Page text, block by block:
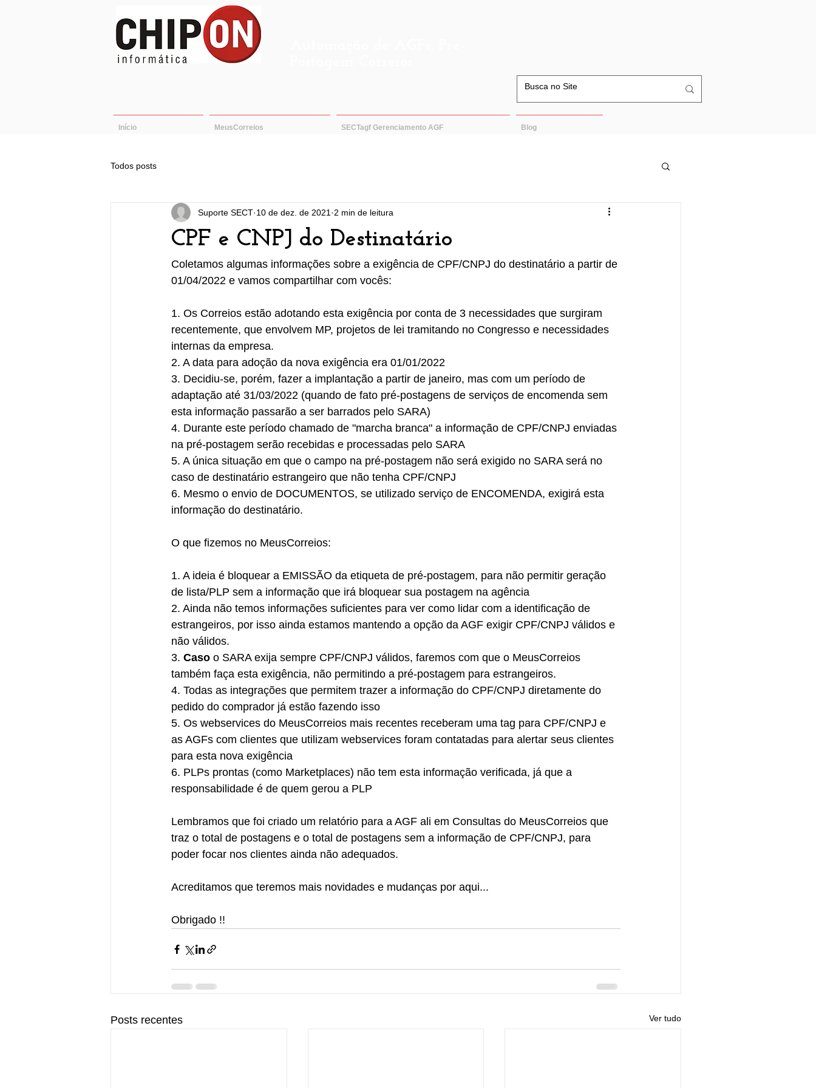
Início MeusCorreios SECTagf Gerenciamento AGF Blog
Todos posts
CPF e CNPJ do Destinatário
Suporte SECT 10 de dez. de 2021 2 min de leitura
Coletamos algumas informações sobre a exigência de CPF/CNPJ do destinatário a partir de
01/04/2022 e vamos compartilhar com vocês:
1. Os Correios estão adotando esta exigência por conta de 3 necessidades que surgiram
recentemente, que envolvem MP, projetos de lei tramitando no Congresso e necessidades
internas da empresa.
2. A data para adoção da nova exigência era 01/01/2022
3. Decidiu-se, porém, fazer a implantação a partir de janeiro, mas com um período de
adaptação até 31/03/2022 (quando de fato pré-postagens de serviços de encomenda sem
esta informação passarão a ser barrados pelo SARA)
4. Durante este período chamado de "marcha branca" a informação de CPF/CNPJ enviadas
na pré-postagem serão recebidas e processadas pelo SARA
5. A única situação em que o campo na pré-postagem não será exigido no SARA será no
caso de destinatário estrangeiro que não tenha CPF/CNPJ
6. Mesmo o envio de DOCUMENTOS, se utilizado serviço de ENCOMENDA, exigirá esta
informação do destinatário.
O que fizemos no MeusCorreios:
1. A ideia é bloquear a EMISSÃO da etiqueta de pré-postagem, para não permitir geração
de lista/PLP sem a informação que irá bloquear sua postagem na agência
2. Ainda não temos informações suficientes para ver como lidar com a identificação de
estrangeiros, por isso ainda estamos mantendo a opção da AGF exigir CPF/CNPJ válidos e
não válidos.
3. Caso o SARA exija sempre CPF/CNPJ válidos, faremos com que o MeusCorreios
também faça esta exigência, não permitindo a pré-postagem para estrangeiros.
4. Todas as integrações que permitem trazer a informação do CPF/CNPJ diretamente do
pedido do comprador já estão fazendo isso
5. Os webservices do MeusCorreios mais recentes receberam uma tag para CPF/CNPJ e
as AGFs com clientes que utilizam webservices foram contatadas para alertar seus clientes
para esta nova exigência
6. PLPs prontas (como Marketplaces) não tem esta informação verificada, já que a
responsabilidade é de quem gerou a PLP
Lembramos que foi criado um relatório para a AGF ali em Consultas do MeusCorreios que
traz o total de postagens e o total de postagens sem a informação de CPF/CNPJ, para
poder focar nos clientes ainda não adequados.
Acreditamos que teremos mais novidades e mudanças por aqui...
Obrigado !!
Posts recentes Ver tudo